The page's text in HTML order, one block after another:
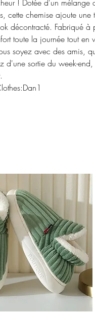
! Dotée d'un mélange
cette chemise ajoute
décontracté. Fabriqué
toute la journée tout
soyez avec des amis,
d'une sortie du week-